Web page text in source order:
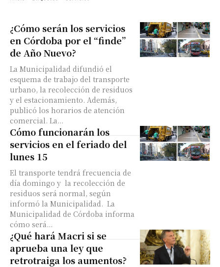
¿Cómo serán los servicios
en Córdoba por el “finde”
de Año Nuevo?
La Municipalidad difundió el
esquema de trabajo del transporte
urbano, la recolección de residuos
y el estacionamiento. Además,
publicó los horarios de atención
comercial. La...
Cómo funcionarán los
servicios en el feriado del
lunes 15
El transporte tendrá frecuencia de
día domingo y la recolección de
residuos será normal, según
informó la Municipalidad. La
Municipalidad de Córdoba informa
cómo será...
¿Qué hará Macri si se
aprueba una ley que
retrotraiga los aumentos?